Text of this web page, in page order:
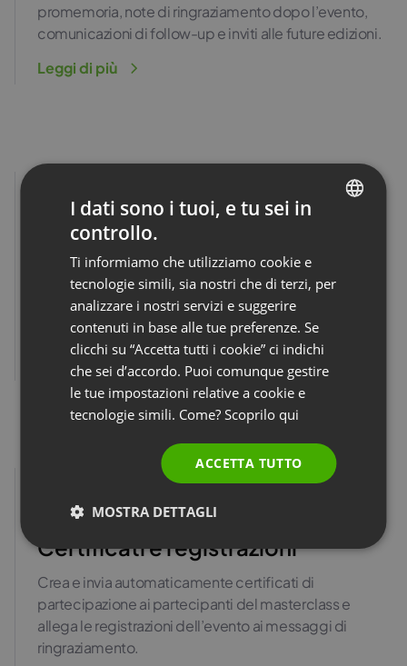
promemoria, note di ringraziamento dopo l’evento,
comunicazioni di follow-up e inviti alle future edizioni.
Leggi di più
Automazione dell’evento
Configura la registrazione automatica dell’evento, lo
streaming sui social media e la pubblicazione della
registrazione su YouTube, Dropbox o pagina profilo.
Guarda il video
Certificati e registrazioni
Crea e invia automaticamente certificati di
partecipazione ai partecipanti del masterclass e
allega le registrazioni dell’evento ai messaggi di
ringraziamento.
FRENCH
GERMAN
POLISH
RUSSIAN
SPANISH
PORTUGUESE
I dati sono i tuoi, e tu sei in
controllo.
Ti informiamo che utilizziamo cookie e
tecnologie simili, sia nostri che di terzi, per
analizzare i nostri servizi e suggerire
contenuti in base alle tue preferenze. Se
clicchi su “Accetta tutti i cookie” ci indichi
che sei d’accordo. Puoi comunque gestire
le tue impostazioni relative a cookie e
tecnologie simili. Come? Scoprilo qui
ACCETTA TUTTO
MOSTRA DETTAGLI